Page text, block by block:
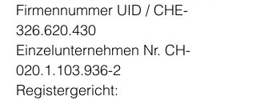
Firmennummer UID / CHE-
326.620.430
Einzelunternehmen Nr. CH-
020.1.103.936-2
Registergericht: